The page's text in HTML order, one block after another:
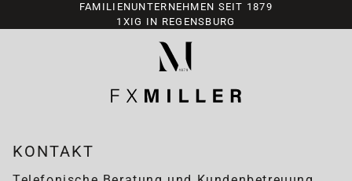
FAMILIENUNTERNEHMEN SEIT 1879
1XIG IN REGENSBURG
KONTAKT